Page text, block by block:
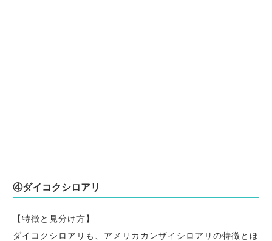
④ダイコクシロアリ
【特徴と見分け方】
ダイコクシロアリも、アメリカカンザイシロアリの特徴とほ